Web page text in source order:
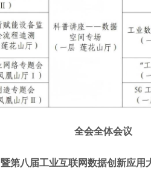
全会全体会议
暨第八届工业互联网数据创新应用